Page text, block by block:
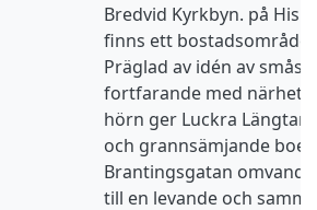
Bredvid Kyrkbyn. på
finns ett bostadsområde
Präglad av idén av
fortfarande med närhet
hörn ger Luckra Längtan
och grannsämjande
Brantingsgatan
till en levande och